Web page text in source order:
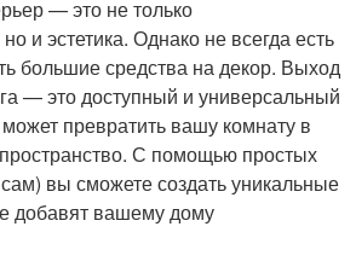
— это не только
и эстетика. Однако не всегда есть
большие средства на декор. Выход
— это доступный и универсальный
превратить вашу комнату в
С помощью простых
вы сможете создать уникальные
добавят вашему дому